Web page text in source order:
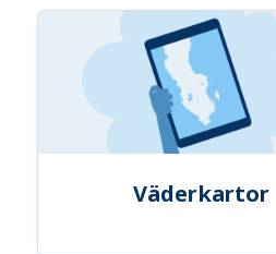
Väderkartor